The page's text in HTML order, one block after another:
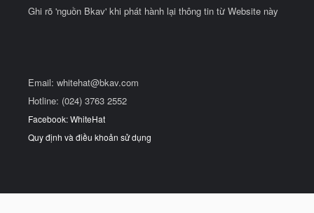
Ghi rõ 'nguồn Bkav' khi phát hành lại thông tin từ Website này
Email: whitehat@bkav.com
Hotline: (024) 3763 2552
Facebook: WhiteHat
Quy định và điều khoản sử dụng